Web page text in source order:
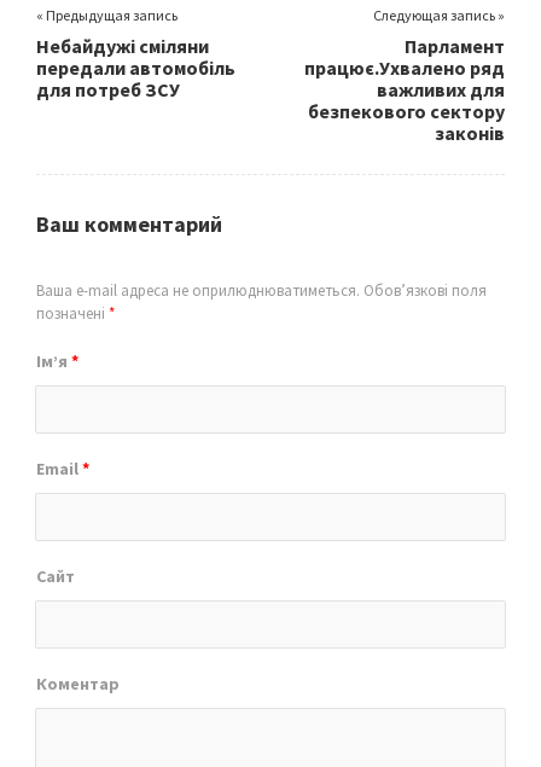
« Предыдущая запись
Небайдужі сміляни
передали автомобіль
для потреб ЗСУ
Следующая запись »
Парламент
працює.Ухвалено ряд
важливих для
безпекового сектору
законів
Ваш комментарий
Ваша e-mail адреса не оприлюднюватиметься. Обов’язкові поля
позначені *
Ім’я *
Email*
Сайт
Коментар